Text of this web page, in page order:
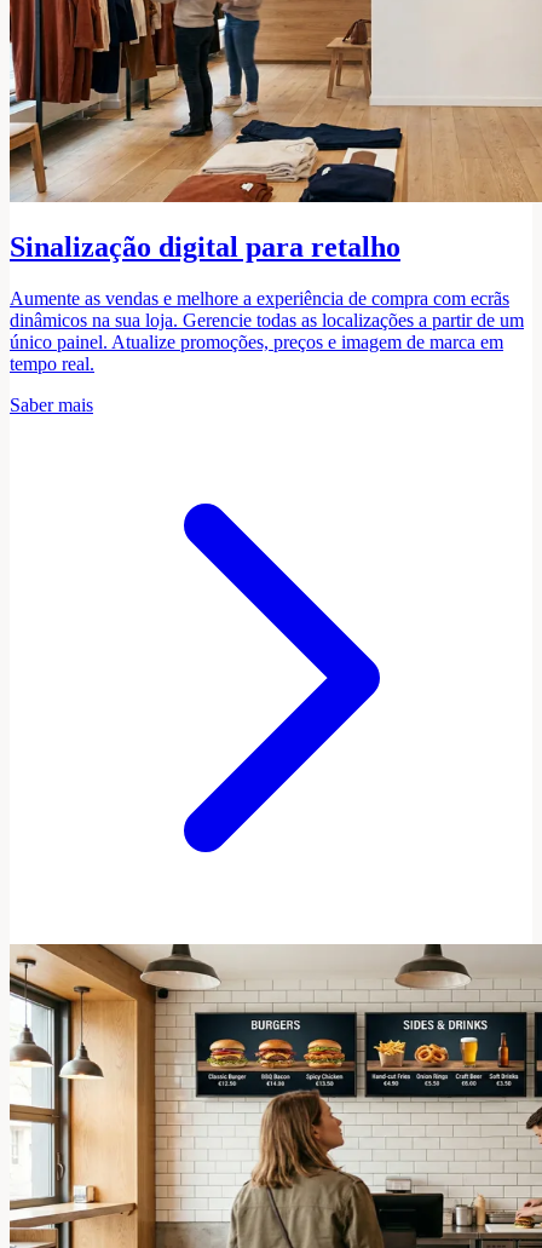
Sinalização digital para retalho
Aumente as vendas e melhore a experiência de compra com ecrãs
dinâmicos na sua loja. Gerencie todas as localizações a partir de um
único painel. Atualize promoções, preços e imagem de marca em
tempo real.
Saber mais